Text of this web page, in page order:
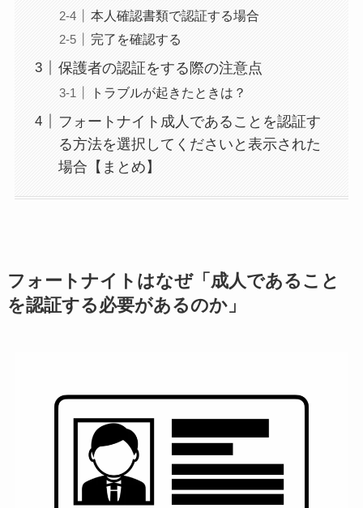
本人確認書類で認証する場合
完了を確認する
保護者の認証をする際の注意点
トラブルが起きたときは？
フォートナイト成人であることを認証す
る方法を選択してくださいと表示された
場合【まとめ】
フォートナイトはなぜ「成人であること
を認証する必要があるのか」